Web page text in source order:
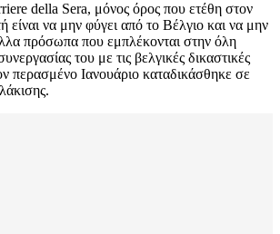
della Sera, μόνος όρος που ετέθη στον
να μην φύγει από το Βέλγιο και να μην
πρόσωπα που εμπλέκονται στην όλη
του με τις βελγικές δικαστικές
περασμένο Ιανουάριο καταδικάσθηκε σε